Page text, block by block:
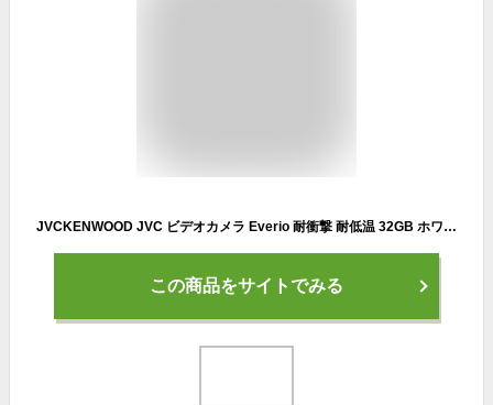
JVCKENWOOD JVC ビデオカメラ Everio 耐衝撃 耐低温 32GB ホワイト GZ-F270-W
この商品をサイトでみる